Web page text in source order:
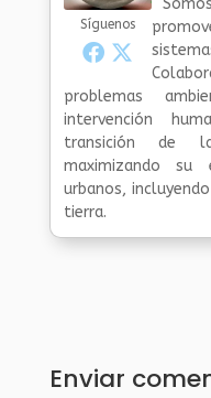
Síguenos
problemas
intervención
transición de
maximizando su
urbanos,
tierra.
Enviar